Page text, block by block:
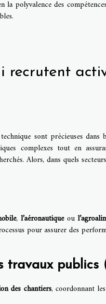
la polyvalence des
recrutent
sont précieuses
complexes tout en
Alors, dans quels
, l’aéronautiqueou
pour assurer des
travaux publics
des chantiers, coordonnant